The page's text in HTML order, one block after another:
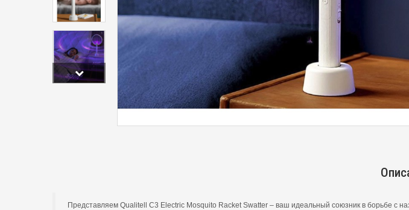
Представляем Qualitell C3 Electric Mosquito Racket Swatter – ваш идеальный союзник в борьбе с